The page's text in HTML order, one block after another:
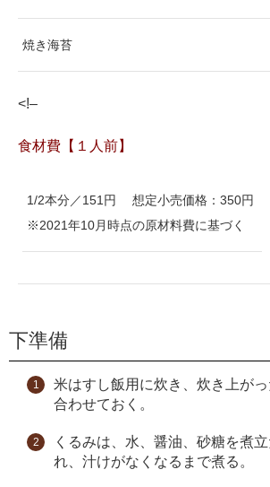
焼き海苔
<!–
食材費【１人前】
1/2本分／151円 想定小売価格：350円
※2021年10月時点の原材料費に基づく
下準備
米はすし飯用に炊き、炊き上が
合わせておく。
くるみは、水、醤油、砂糖を煮
れ、汁けがなくなるまで煮る。